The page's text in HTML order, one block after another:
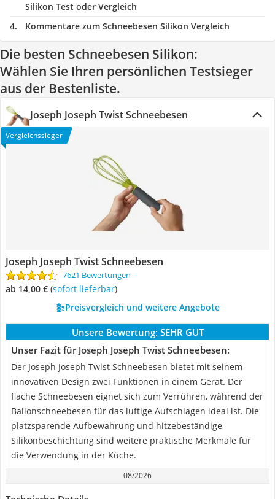
Silikon Test oder Vergleich
Kommentare zum Schneebesen Silikon Vergleich
Die besten Schneebesen Silikon:
Wählen Sie Ihren persönlichen Testsieger
aus der Bestenliste.
Joseph Joseph Twist Schneebesen
Vergleichssieger
Joseph Joseph Twist Schneebesen
7621 Bewertungen
ab 14,00 € ( Sofort lieferbar)
Preisvergleich und weitere Angebote
Unsere Bewertung: SEHR GUT
Unser Fazit für Joseph Joseph Twist Schneebesen:
Der Joseph Joseph Twist Schneebesen bietet mit seinem
innovativen Design zwei Funktionen in einem Gerät. Der
flache Schneebesen eignet sich zum Verrühren, während der
Ballonschneebesen für das luftige Aufschlagen ideal ist. Die
platzsparende Aufbewahrung und hitzebeständige
Silikonbeschichtung sind weitere praktische Merkmale für
die Verwendung in der Küche.
08/2026